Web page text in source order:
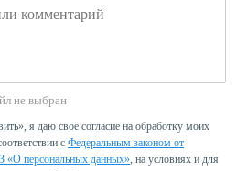
не выбран
я даю своё согласие на обработку моих
с Федеральным законом от
«О персональных данных», на условиях и для